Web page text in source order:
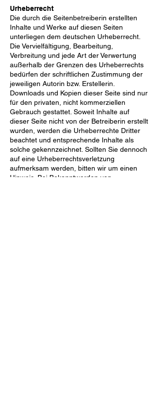
Urheberrecht
Die durch die Seitenbetreiberin erstellten
Inhalte und Werke auf diesen Seiten
unterliegen dem deutschen Urheberrecht.
Die Vervielfältigung, Bearbeitung,
Verbreitung und jede Art der Verwertung
außerhalb der Grenzen des Urheberrechts
bedürfen der schriftlichen Zustimmung der
jeweiligen Autorin bzw. Erstellerin.
Downloads und Kopien dieser Seite sind nur
für den privaten, nicht kommerziellen
Gebrauch gestattet. Soweit Inhalte auf
dieser Seite nicht von der Betreiberin erstellt
wurden, werden die Urheberrechte Dritter
beachtet und entsprechende Inhalte als
solche gekennzeichnet. Sollten Sie dennoch
auf eine Urheberrechtsverletzung
aufmerksam werden, bitten wir um einen
Hinweis. Bei Bekanntwerden von